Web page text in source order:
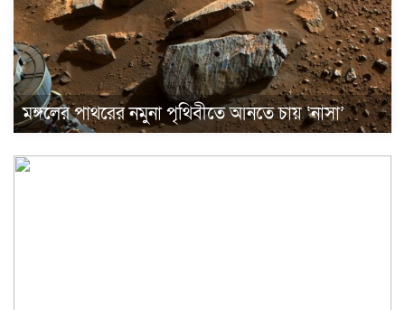
মঙ্গলের পাথরের নমুনা পৃথিবীতে আনতে চায় ‘নাসা’